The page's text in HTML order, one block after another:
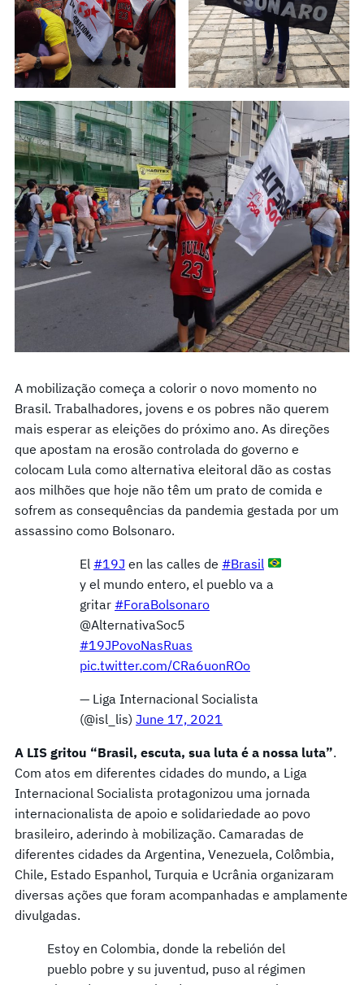
A mobilização começa a colorir o novo momento no
Brasil. Trabalhadores, jovens e os pobres não querem
mais esperar as eleições do próximo ano. As direções
que apostam na erosão controlada do governo e
colocam Lula como alternativa eleitoral dão as costas
aos milhões que hoje não têm um prato de comida e
sofrem as consequências da pandemia gestada por um
assassino como Bolsonaro.
El #19J en las calles de #Brasil
y el mundo entero, el pueblo va a
gritar #ForaBolsonaro
@AlternativaSoc5
#19JPovoNasRuas
pic.twitter.com/CRa6uonROo
— Liga Internacional Socialista
(@isl_lis) June 17, 2021
A LIS gritou “Brasil, escuta, sua luta é a nossa luta”.
Com atos em diferentes cidades do mundo, a Liga
Internacional Socialista protagonizou uma jornada
internacionalista de apoio e solidariedade ao povo
brasileiro, aderindo à mobilização. Camaradas de
diferentes cidades da Argentina, Venezuela, Colômbia,
Chile, Estado Espanhol, Turquia e Ucrânia organizaram
diversas ações que foram acompanhadas e amplamente
divulgadas.
Estoy en Colombia, donde la rebelión del
pueblo pobre y su juventud, puso al régimen